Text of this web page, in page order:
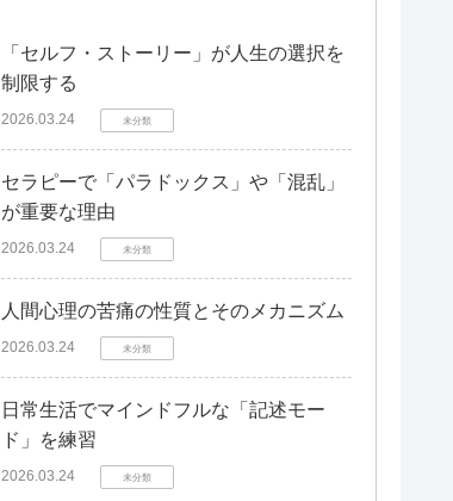
「セルフ・ストーリー」が人生の選択を
制限する
2026.03.24 未分類
セラピーで「パラドックス」や「混乱」
が重要な理由
2026.03.24 未分類
人間心理の苦痛の性質とそのメカニズム
2026.03.24 未分類
日常生活でマインドフルな「記述モー
ド」を練習
2026.03.24 未分類